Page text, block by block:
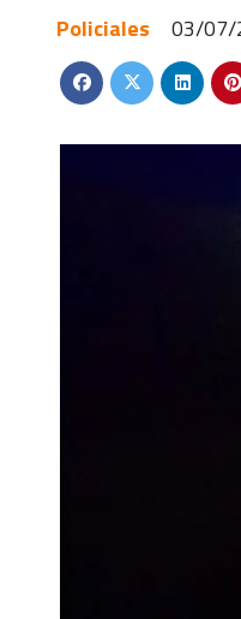
Policiales
03/07/